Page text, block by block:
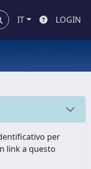
IT LOGIN
per
link a questo